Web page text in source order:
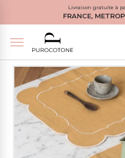
Livraison gratuite à
FRANCE,